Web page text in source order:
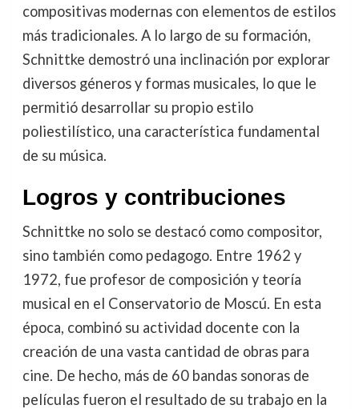
compositivas modernas con elementos de estilos
más tradicionales. A lo largo de su formación,
Schnittke demostró una inclinación por explorar
diversos géneros y formas musicales, lo que le
permitió desarrollar su propio estilo
poliestilístico, una característica fundamental
de su música.
Logros y contribuciones
Schnittke no solo se destacó como compositor,
sino también como pedagogo. Entre 1962 y
1972, fue profesor de composición y teoría
musical en el Conservatorio de Moscú. En esta
época, combinó su actividad docente con la
creación de una vasta cantidad de obras para
cine. De hecho, más de 60 bandas sonoras de
películas fueron el resultado de su trabajo en la